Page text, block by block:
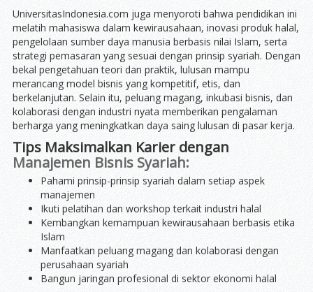
UniversitasIndonesia.com juga menyoroti bahwa pendidikan ini
melatih mahasiswa dalam kewirausahaan, inovasi produk halal,
pengelolaan sumber daya manusia berbasis nilai Islam, serta
strategi pemasaran yang sesuai dengan prinsip syariah. Dengan
bekal pengetahuan teori dan praktik, lulusan mampu
merancang model bisnis yang kompetitif, etis, dan
berkelanjutan. Selain itu, peluang magang, inkubasi bisnis, dan
kolaborasi dengan industri nyata memberikan pengalaman
berharga yang meningkatkan daya saing lulusan di pasar kerja.
Tips Maksimalkan Karier dengan
Manajemen Bisnis Syariah:
Pahami prinsip-prinsip syariah dalam setiap aspek
manajemen
Ikuti pelatihan dan workshop terkait industri halal
Kembangkan kemampuan kewirausahaan berbasis etika
Islam
Manfaatkan peluang magang dan kolaborasi dengan
perusahaan syariah
Bangun jaringan profesional di sektor ekonomi halal